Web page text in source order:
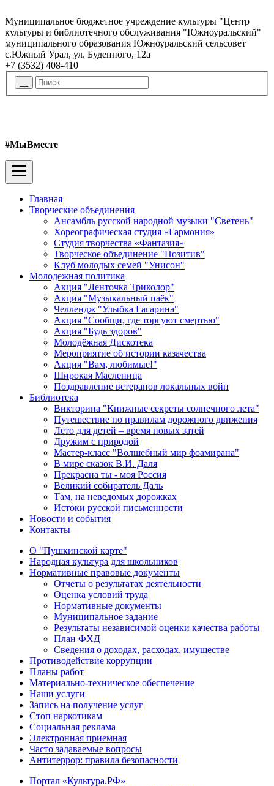
Муниципальное бюджетное учреждение культуры "Центр
культуры и библиотечного обслуживания "Южноуральский"
муниципального образования Южноуральский сельсовет
с.Южный Урал, ул. Буденного, 12а
+7 (3532) 408-410
#МыВместе
Главная
Творческие объединения
Ансамбль русской народной музыки "Светень"
Хореографическая студия «Гармония»
Студия творчества «Фантазия»
Творческое объединение "Позитив"
Клуб молодых семей "Унисон"
Молодежная политика
Акция "Ленточка Триколор"
Акция "Музыкальный паёк"
Челлендж "Улыбка Гагарина"
Акция "Сообщи, где торгуют смертью"
Акция "Будь здоров"
Молодёжная Дискотека
Мероприятие об истории казачества
Акция "Вам, любимые!"
Широкая Масленица
Поздравление ветеранов локальных войн
Библиотека
Викторина "Книжные секреты солнечного лета"
Путешествие по правилам дорожного движения
Лето для детей – время новых затей
Дружим с природой
Мастер-класс "Волшебный мир фоамирана"
В мире сказок В.И. Даля
Прекрасна ты - моя Россия
Великий собиратель Даль
Там, на неведомых дорожках
Истоки русской письменности
Новости и события
Контакты
О "Пушкинской карте"
Народная культура для школьников
Нормативные правовые документы
Отчеты о результатах деятельности
Оценка условий труда
Нормативные документы
Муниципальное задание
Результаты независимой оценки качества работы
План ФХД
Сведения о доходах, расходах, имуществе
Противодействие коррупции
Планы работ
Материально-техническое обеспечение
Наши услуги
Запись на получение услуг
Стоп наркотикам
Социальная реклама
Электронная приемная
Часто задаваемые вопросы
Антитеррор: правила безопасности
Портал «Культура.РФ»